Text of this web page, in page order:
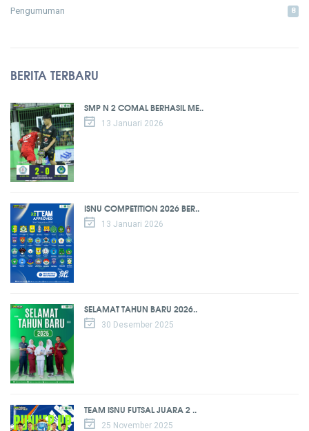
Pengumuman 8
BERITA TERBARU
SMP N 2 COMAL BERHASIL ME..
13 Januari 2026
ISNU COMPETITION 2026 BER..
13 Januari 2026
SELAMAT TAHUN BARU 2026..
30 Desember 2025
TEAM ISNU FUTSAL JUARA 2 ..
25 November 2025